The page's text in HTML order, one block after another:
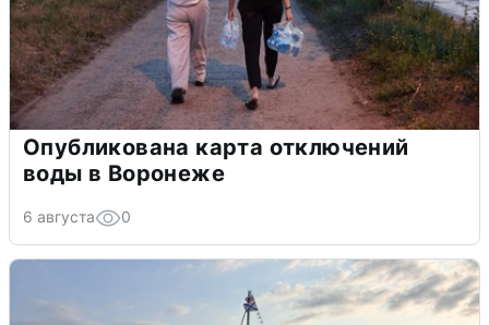
Опубликована карта отключений
воды в Воронеже
6 августа 0